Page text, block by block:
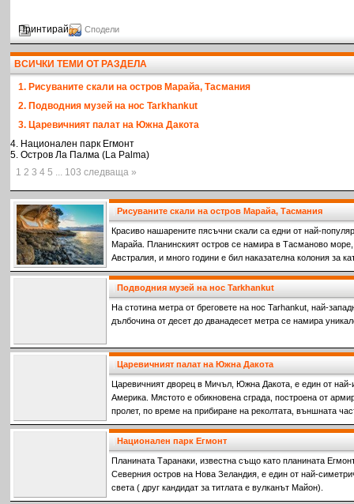
Принтирай Сподели
ВСИЧКИ ТЕМИ ОТ РАЗДЕЛА
1. Рисуваните скали на остров Марайа, Тасмания
2. Подводния музей на нос Tarkhankut
3. Царевичният палат на Южна Дакота
4. Национален парк Егмонт
5. Остров Ла Палма (La Palma)
1 2 3 4 5 ... 103 следваща »
Рисуваните скали на остров Марайа, Тасмания
Красиво нашарените пясъчни скали са едни от най-
Марайа. Планинският остров се намира в Тасманово
Австралия, и много години е бил наказателна колония за
престъпления срещу френските колонизатори.
Подводния музей на нос Tarkhankut
На стотина метра от бреговете на нос Tarhankut, най-
дълбочина от десет до дванадесет метра се намира
Царевичният палат на Южна Дакота
Царевичният дворец в Мичъл, Южна Дакота, е един от най-
Америка. Мястото е обикновена сграда, построена от
пролет, по време на прибиране на реколтата, външната
Национален парк Егмонт
Планината Таранаки, известна също като планината
Северния остров на Нова Зеландия, е един от най-
света ( друг кандидат за титлата е вулканът Майон).